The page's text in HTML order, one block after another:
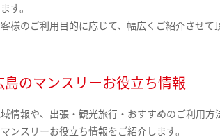
す。
様のご利用目的に応じて、幅広くご紹介させて
島のマンスリーお役立ち情報
情報や、出張・観光旅行・おすすめのご利用方
ンスリーお役立ち情報をご紹介します。